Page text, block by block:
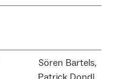
Sören Bartels,